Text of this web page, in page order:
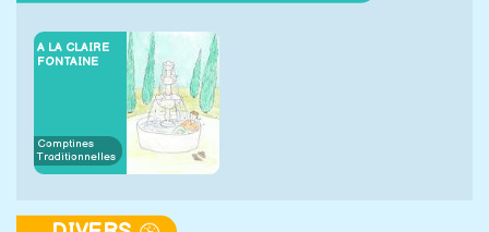
A LA CLAIRE
FONTAINE
Comptines
Traditionnelles